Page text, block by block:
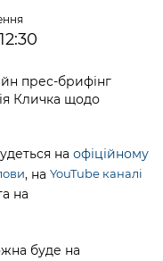
та
/
прес-брифінг
Кличка щодо
на офіційному
, на YouTube каналі
на
буде на